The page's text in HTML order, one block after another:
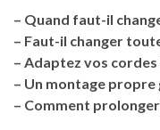
– Quand faut-il
– Faut-il changer
– Adaptez vos
– Un montage
– Comment